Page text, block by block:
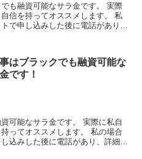
も融資可能なサラ金です。 実際
信を持ってオススメします。 私
で申し込みした後に電話があり、
はブラックでも融資可能な
です！
可能なサラ金です。 実際に私自
ってオススメします。 私の場合
込みした後に電話があり、詳細を